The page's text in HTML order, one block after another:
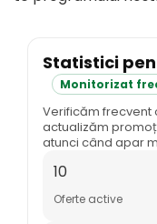
Statistici
Monitorizat
Verificăm frecvent
actualizăm
atunci când apar
10
Oferte active